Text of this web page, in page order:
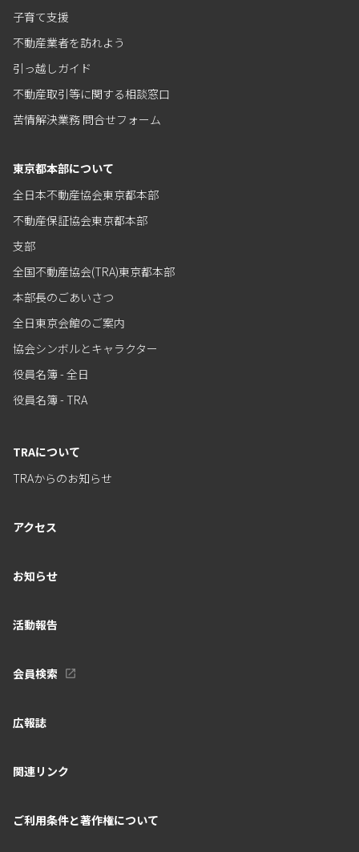
子育て支援
不動産業者を訪れよう
引っ越しガイド
不動産取引等に関する相談窓口
苦情解決業務 問合せフォーム
東京都本部について
全日本不動産協会東京都本部
不動産保証協会東京都本部
支部
全国不動産協会(TRA)東京都本部
本部長のごあいさつ
全日東京会館のご案内
協会シンボルとキャラクター
役員名簿 - 全日
役員名簿 - TRA
TRAについて
TRAからのお知らせ
アクセス
お知らせ
活動報告
会員検索
広報誌
関連リンク
ご利用条件と著作権について